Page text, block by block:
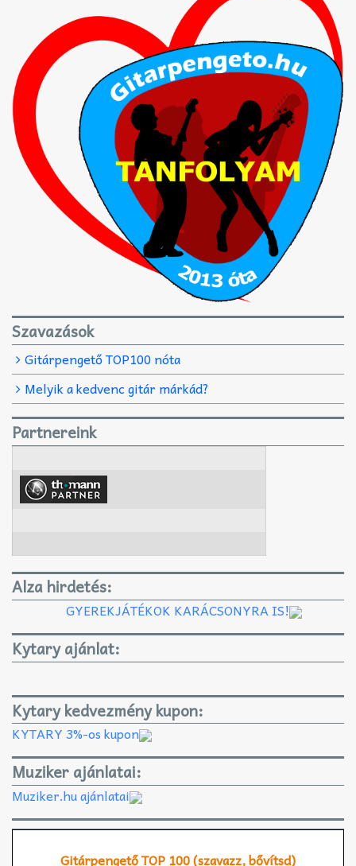
Szavazások
Gitárpengető TOP100 nóta
Melyik a kedvenc gitár márkád?
Partnereink
Alza hirdetés:
GYEREKJÁTÉKOK KARÁCSONYRA IS!
Kytary ajánlat:
Kytary kedvezmény kupon:
KYTARY 3%-os kupon
Muziker ajánlatai:
Muziker.hu ajánlatai
Gitárpengető TOP 100 (szavazz, bővítsd)